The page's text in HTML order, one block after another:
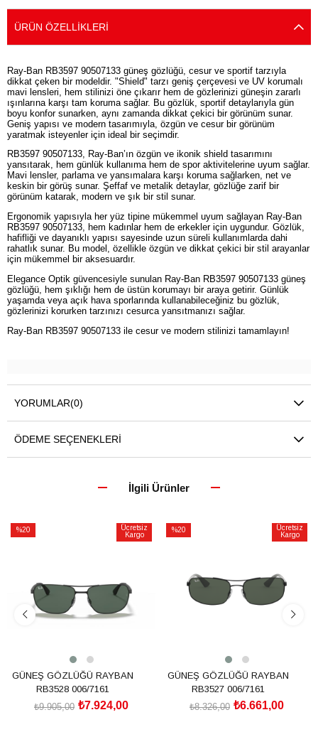
ÜRÜN ÖZELLIKLERI
Ray-Ban RB3597 90507133 güneş gözlüğü, cesur ve sportif tarzıyla
dikkat çeken bir modeldir. "Shield" tarzı geniş çerçevesi ve UV korumalı
mavi lensleri, hem stilinizi öne çıkarır hem de gözlerinizi güneşin zararlı
ışınlarına karşı tam koruma sağlar. Bu gözlük, sportif detaylarıyla gün
boyu konfor sunarken, aynı zamanda dikkat çekici bir görünüm sunar.
Geniş yapısı ve modern tasarımıyla, özgün ve cesur bir görünüm
yaratmak isteyenler için ideal bir seçimdir.
RB3597 90507133, Ray-Ban’ın özgün ve ikonik shield tasarımını
yansıtarak, hem günlük kullanıma hem de spor aktivitelerine uyum sağlar.
Mavi lensler, parlama ve yansımalara karşı koruma sağlarken, net ve
keskin bir görüş sunar. Şeffaf ve metalik detaylar, gözlüğe zarif bir
görünüm katarak, modern ve şık bir stil sunar.
Ergonomik yapısıyla her yüz tipine mükemmel uyum sağlayan Ray-Ban
RB3597 90507133, hem kadınlar hem de erkekler için uygundur. Gözlük,
hafifliği ve dayanıklı yapısı sayesinde uzun süreli kullanımlarda dahi
rahatlık sunar. Bu model, özellikle özgün ve dikkat çekici bir stil arayanlar
için mükemmel bir aksesuardır.
Elegance Optik güvencesiyle sunulan Ray-Ban RB3597 90507133 güneş
gözlüğü, hem şıklığı hem de üstün korumayı bir araya getirir. Günlük
yaşamda veya açık hava sporlarında kullanabileceğiniz bu gözlük,
gözlerinizi korurken tarzınızı cesurca yansıtmanızı sağlar.
Ray-Ban RB3597 90507133 ile cesur ve modern stilinizi tamamlayın!
YORUMLAR(0)
ÖDEME SEÇENEKLERI
İlgili Ürünler
%20
Ücretsiz
Kargo
GÜNEŞ GÖZLÜĞÜ RAYBAN
RB3528 006/7161
₺7.924,00
₺9.905,00
%20
Ücretsiz
Kargo
GÜNEŞ GÖZLÜĞÜ RAYBAN
RB3527 006/7161
₺6.661,00
₺8.326,00